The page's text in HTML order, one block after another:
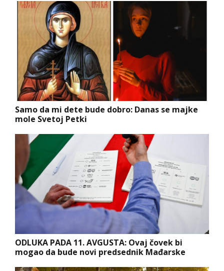
Samo da mi dete bude dobro: Danas se majke
mole Svetoj Petki
ODLUKA PADA 11. AVGUSTA: Ovaj čovek bi
mogao da bude novi predsednik Mađarske